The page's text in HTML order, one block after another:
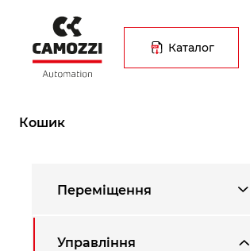
основного
вмісту
Каталог
Кошик
навіґації
Переміщення
Управління